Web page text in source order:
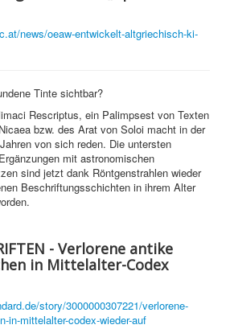
news/oeaw-entwickelt-altgriechisch-ki-
Tinte sichtbar?
Rescriptus, ein Palimpsest von Texten
bzw. des Arat von Soloi macht in der
von sich reden. Die untersten
mit astronomischen
sind jetzt dank Röntgenstrahlen wieder
Beschriftungsschichten in ihrem Alter
- Verlorene antike
in Mittelalter-Codex
story/3000000307221/verlorene-
in-mittelalter-codex-wieder-auf